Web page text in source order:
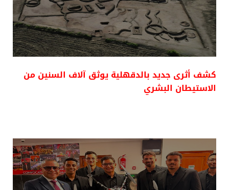
كشف أثرى جديد بالدقهلية يوثق آلاف السنين من
الاستيطان البشري